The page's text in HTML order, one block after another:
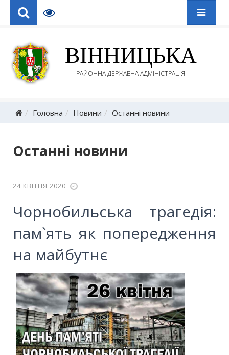
ВІННИЦЬКА
РАЙОННА ДЕРЖАВНА АДМІНІСТРАЦІЯ
Головна Новини Останні новини
Останні новини
24 КВІТНЯ 2020
Чорнобильська трагедія:
пам`ять як попередження
на майбутнє